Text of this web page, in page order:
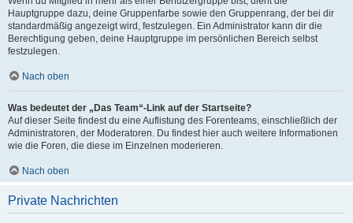
Hauptgruppe dazu, deine Gruppenfarbe sowie den Gruppenrang, der bei dir
standardmäßig angezeigt wird, festzulegen. Ein Administrator kann dir die
Berechtigung geben, deine Hauptgruppe im persönlichen Bereich selbst
festzulegen.
Nach oben
Was bedeutet der „Das Team“-Link auf der Startseite?
Auf dieser Seite findest du eine Auflistung des Forenteams, einschließlich der
Administratoren, der Moderatoren. Du findest hier auch weitere Informationen
wie die Foren, die diese im Einzelnen moderieren.
Nach oben
Private Nachrichten